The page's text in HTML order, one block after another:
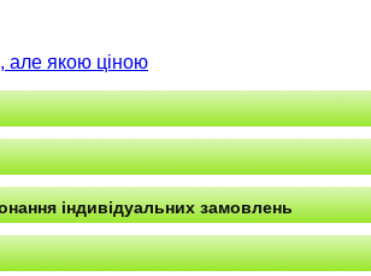
але якою ціною
індивідуальних замовлень